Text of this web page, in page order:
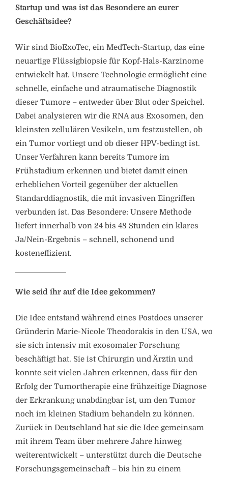
Startup und was ist das Besondere an eurer
Geschäftsidee?
Wir sind BioExoTec, ein MedTech-Startup, das eine
neuartige Flüssigbiopsie für Kopf-Hals-Karzinome
entwickelt hat. Unsere Technologie ermöglicht eine
schnelle, einfache und atraumatische Diagnostik
dieser Tumore – entweder über Blut oder Speichel.
Dabei analysieren wir die RNA aus Exosomen, den
kleinsten zellulären Vesikeln, um festzustellen, ob
ein Tumor vorliegt und ob dieser HPV-bedingt ist.
Unser Verfahren kann bereits Tumore im
Frühstadium erkennen und bietet damit einen
erheblichen Vorteil gegenüber der aktuellen
Standarddiagnostik, die mit invasiven Eingriffen
verbunden ist. Das Besondere: Unsere Methode
liefert innerhalb von 24 bis 48 Stunden ein klares
Ja/Nein-Ergebnis – schnell, schonend und
kosteneffizient.
Wie seid ihr auf die Idee gekommen?
Die Idee entstand während eines Postdocs unserer
Gründerin Marie-Nicole Theodorakis in den USA, wo
sie sich intensiv mit exosomaler Forschung
beschäftigt hat. Sie ist Chirurgin und Ärztin und
konnte seit vielen Jahren erkennen, dass für den
Erfolg der Tumortherapie eine frühzeitige Diagnose
der Erkrankung unabdingbar ist, um den Tumor
noch im kleinen Stadium behandeln zu können.
Zurück in Deutschland hat sie die Idee gemeinsam
mit ihrem Team über mehrere Jahre hinweg
weiterentwickelt – unterstützt durch die Deutsche
Forschungsgemeinschaft – bis hin zu einem